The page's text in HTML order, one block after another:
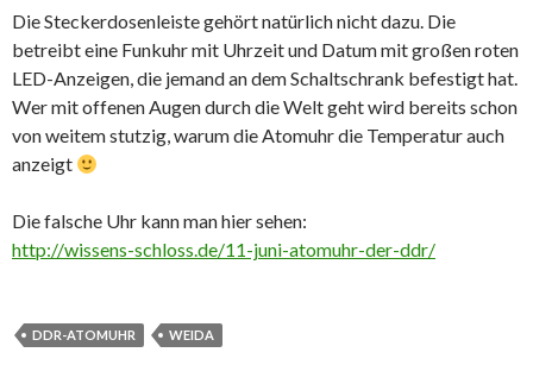
Die Steckerdosenleiste gehört natürlich nicht dazu. Die
betreibt eine Funkuhr mit Uhrzeit und Datum mit großen roten
LED-Anzeigen, die jemand an dem Schaltschrank befestigt hat.
Wer mit offenen Augen durch die Welt geht wird bereits schon
von weitem stutzig, warum die Atomuhr die Temperatur auch
anzeigt
Die falsche Uhr kann man hier sehen:
http://wissens-schloss.de/11-juni-atomuhr-der-ddr/
DDR-ATOMUHR WEIDA